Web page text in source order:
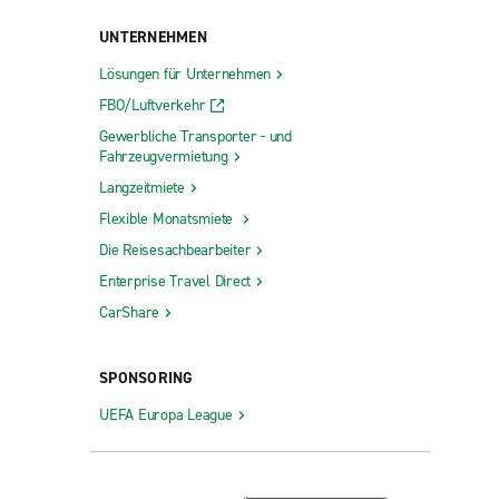
Saint-Jérôme
Saint-Raymond, Fix Auto
Sainte-Agathe-des-Monts
Sainte-Catherine-de-la-Jacques-Cartier
Sainte-Julie
Sainte-Marie Blais Mazda
Shawinigan
Sherbrooke
UNTERNEHMEN
Lösungen für Unternehmen
FBO/Luftverkehr
Gewerbliche Transporter - und
Fahrzeugvermietung
Langzeitmiete
Flexible Monatsmiete
Die Reisesachbearbeiter
Enterprise Travel Direct
CarShare
SPONSORING
UEFA Europa League